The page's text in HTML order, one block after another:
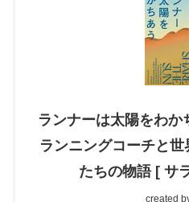
ランナーは太陽をわ
ランニングコーチと世
たちの物語 [ サ
created